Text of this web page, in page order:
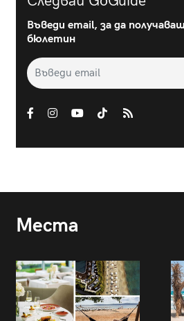
Въведи email, за да
бюлетин
Места